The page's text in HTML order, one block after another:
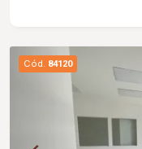
atendimentos na
ainda com
funcionalidade e
e pacientes. Possui taxa de condomínio. Valores
de IPTU e
Cód. 84120